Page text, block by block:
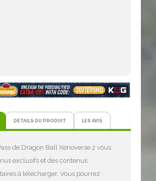
DÉTAILS DU PRODUIT LES AVIS
de Dragon Ball Xenoverse 2 vous
exclusifs et des contenus
à télécharger. Vous pourrez